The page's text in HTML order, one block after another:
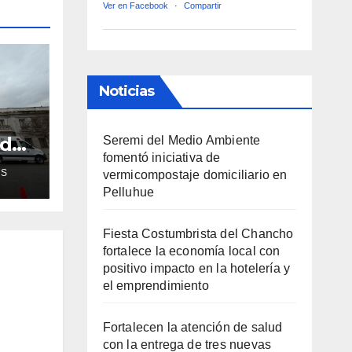
Ver en Facebook · Compartir
Noticias
Seremi del Medio Ambiente
fomentó iniciativa de
vermicompostaje domiciliario en
Pelluhue
Fiesta Costumbrista del Chancho
fortalece la economía local con
positivo impacto en la hotelería y
el emprendimiento
Fortalecen la atención de salud
con la entrega de tres nuevas